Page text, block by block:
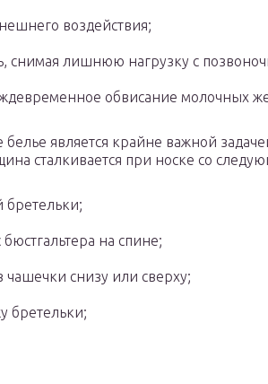
воздействия;
снимая лишнюю нагрузку с
обвисание молочных
является крайне важной
сталкивается при носке со
бретельки;
на спине;
чашечки снизу или сверху;
бретельки;